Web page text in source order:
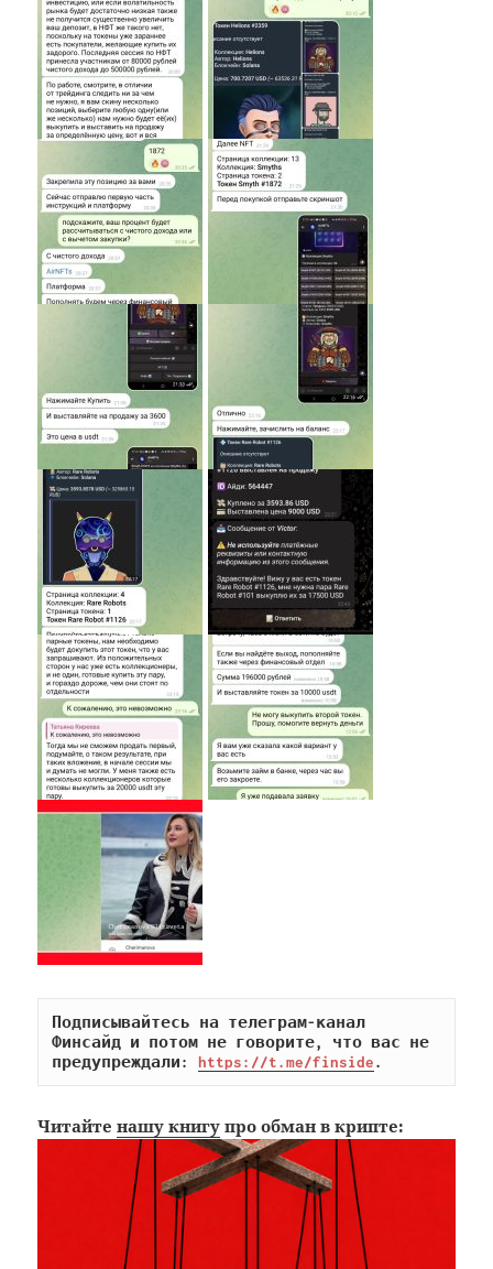
Подписывайтесь на телеграм-канал
Финсайд и потом не говорите, что вас не
предупреждали: https://t.me/finside.
Читайтенашу книгу про обман в крипте: